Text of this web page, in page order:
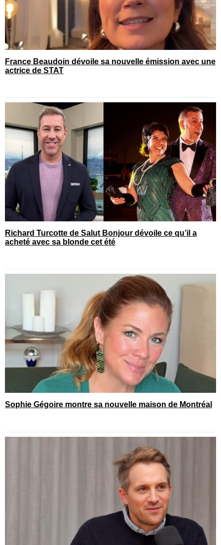
France Beaudoin dévoile sa nouvelle émission avec une
actrice de STAT
Richard Turcotte de Salut Bonjour dévoile ce qu’il a
acheté avec sa blonde cet été
Sophie Gégoire montre sa nouvelle maison de Montréal